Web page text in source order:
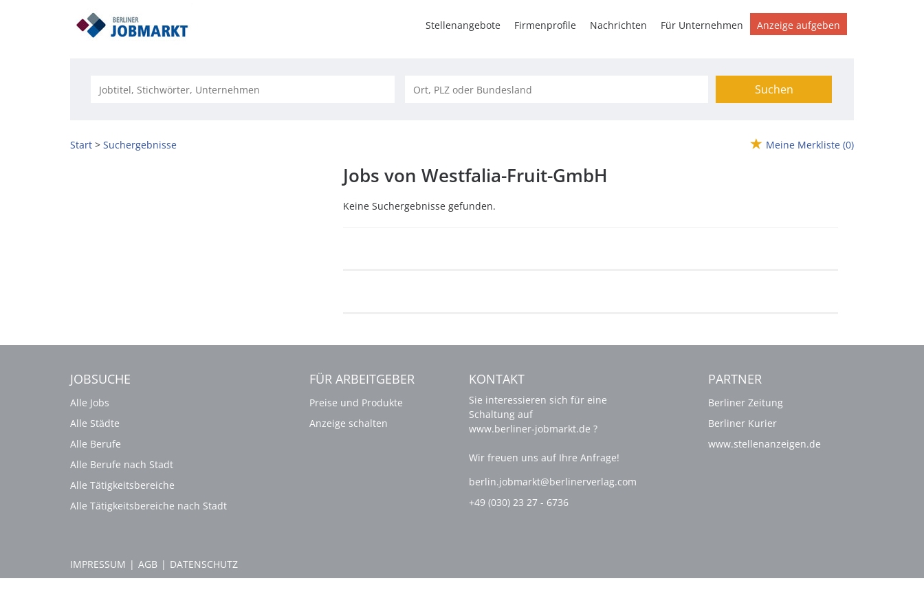
Stellenangebote Firmenprofile Nachrichten Für Unternehmen Anzeige aufgeben
Suchen
Start Suchergebnisse Meine Merkliste (0)
Jobs von Westfalia-Fruit-GmbH
Keine Suchergebnisse gefunden.
JOBSUCHE
Alle Jobs
Alle Städte
Alle Berufe
Alle Berufe nach Stadt
Alle Tätigkeitsbereiche
Alle Tätigkeitsbereiche nach Stadt
FÜR ARBEITGEBER
Preise und Produkte
Anzeige schalten
KONTAKT
Sie interessieren sich für eine
Schaltung auf
www.berliner-jobmarkt.de ?
Wir freuen uns auf Ihre Anfrage!
berlin.jobmarkt@berlinerverlag.com
+49 (030) 23 27 - 6736
PARTNER
Berliner Zeitung
Berliner Kurier
www.stellenanzeigen.de
IMPRESSUM | AGB | DATENSCHUTZ